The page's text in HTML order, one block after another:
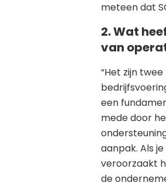
meteen dat
2. Wat
van
“Het zijn
een
mede door
aanpak. Als
veroorzaakt
de